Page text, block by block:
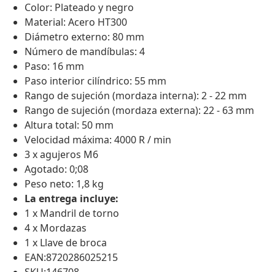
Color: Plateado y negro
Material: Acero HT300
Diámetro externo: 80 mm
Número de mandíbulas: 4
Paso: 16 mm
Paso interior cilíndrico: 55 mm
Rango de sujeción (mordaza interna): 2 - 22 mm
Rango de sujeción (mordaza externa): 22 - 63 mm
Altura total: 50 mm
Velocidad máxima: 4000 R / min
3 x agujeros M6
Agotado: 0;08
Peso neto: 1,8 kg
La entrega incluye:
1 x Mandril de torno
4 x Mordazas
1 x Llave de broca
EAN:8720286025215